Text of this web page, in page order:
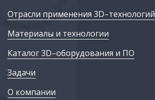
Отрасли применения 3D–технологий
Материалы и технологии
Каталог 3D–оборудования и ПО
Задачи
О компании